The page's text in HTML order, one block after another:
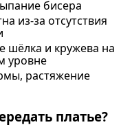
бисера
из-за отсутствия
шёлка и кружева на
уровне
растяжение
платье?